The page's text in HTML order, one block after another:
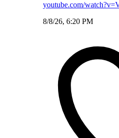
youtube.com/
8/8/26, 6:20 PM